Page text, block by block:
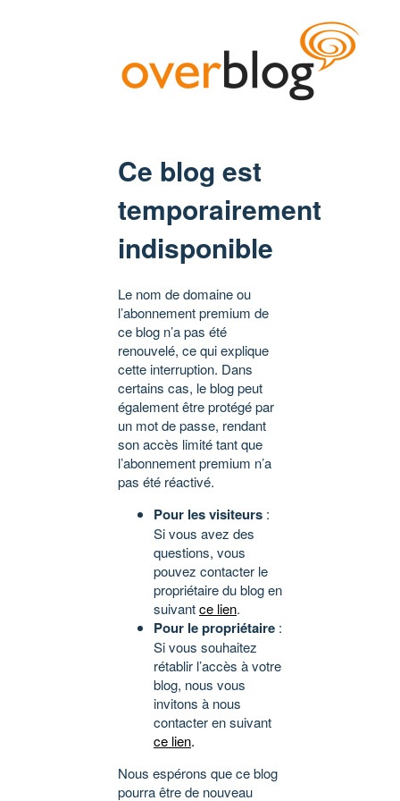
Ce blog est
temporairement
indisponible
Le nom de domaine ou
l’abonnement premium de
ce blog n’a pas été
renouvelé, ce qui explique
cette interruption. Dans
certains cas, le blog peut
également être protégé par
un mot de passe, rendant
son accès limité tant que
l’abonnement premium n’a
pas été réactivé.
Pour les visiteurs :
Si vous avez des
questions, vous
pouvez contacter le
propriétaire du blog en
suivantce lien.
Pour le propriétaire :
Si vous souhaitez
rétablir l’accès à votre
blog, nous vous
invitons à nous
contacter en suivant
ce lien.
Nous espérons que ce blog
pourra être de nouveau